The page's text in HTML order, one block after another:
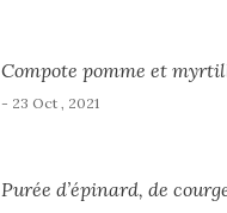
Compote pomme et
- 23 Oct , 2021
Purée d’épinard, de